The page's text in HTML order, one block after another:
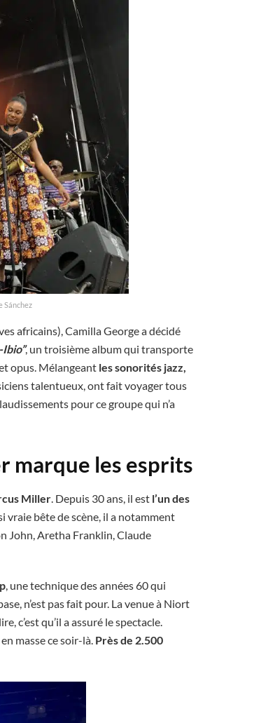
Sánchez
africains), Camilla George a décidé
Ibio”, un troisième album qui transporte
opus. Mélangeant les sonorités jazz,
talentueux, ont fait voyager tous
pour ce groupe qui n’a
marque les esprits
Miller. Depuis 30 ans, il est l’un des
vraie bête de scène, il a notamment
John, Aretha Franklin, Claude
, une technique des années 60 qui
n’est pas fait pour. La venue à Niort
c’est qu’il a assuré le spectacle.
masse ce soir-là. Près de 2.500